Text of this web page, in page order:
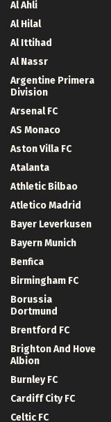
Al Ahli
Al Hilal
Al Ittihad
Al Nassr
Argentine Primera
Division
Arsenal FC
AS Monaco
Aston Villa FC
Atalanta
Athletic Bilbao
Atletico Madrid
Bayer Leverkusen
Bayern Munich
Benfica
Birmingham FC
Borussia
Dortmund
Brentford FC
Brighton And Hove
Albion
Burnley FC
Cardiff City FC
Celtic FC